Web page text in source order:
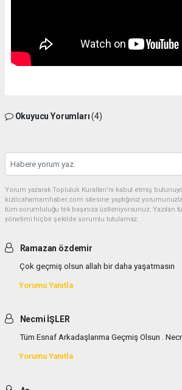
Okuyucu Yorumları(4)
Yorum yazarak Topluluk Kuralları’nı kabul etmiş
kizilcahamamhaber.com sitesine yaptığınız
tüm sorumluluğu tek başınıza üstleniyorsunuz. Yazılan
yönetimi hiçbir şekilde sorumlu tutulamaz.
Ramazan özdemir
Çok geçmiş olsun allah bir daha yaşatmasın
Yorumu Yanıtla
Necmi İŞLER
Tüm Esnaf Arkadaşlarıma Geçmiş Olsun .
Yorumu Yanıtla